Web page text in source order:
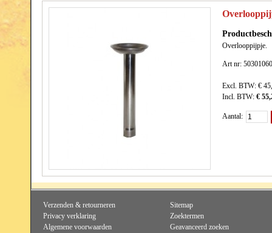
Overlooppijpje.
Art nr:
Excl. BTW: €
Incl. BTW: €
Aantal:
Verzenden & retourneren
Privacy verklaring
Algemene voorwaarden
Sitemap
Zoektermen
Geavanceerd zoeken